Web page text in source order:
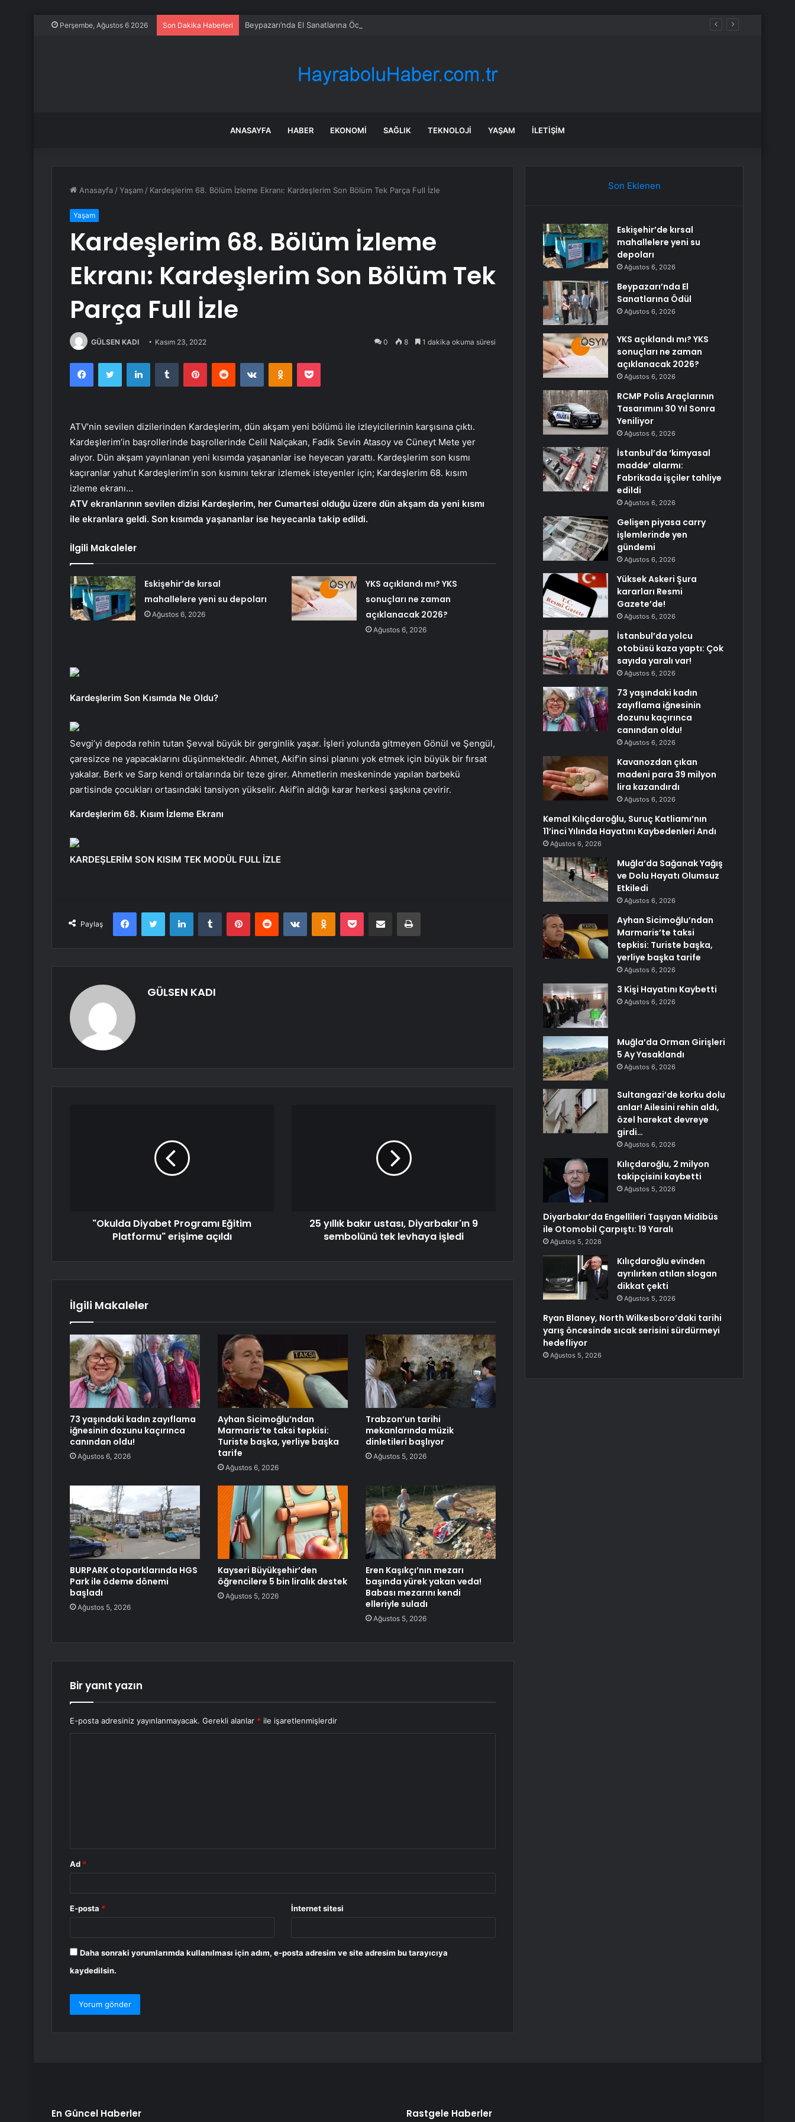
Perşembe, Ağustos 6 2026 Son Dakika Haberleri Beypazarı’nda El Sanatlarına Ödül
ANASAYFA HABER EKONOMI SAĞLIK TEKNOLOJI YAŞAM İLETIŞIM
Anasayfa /Yaşam / Kardeşlerim 68. Bölüm İzleme Ekranı: Kardeşlerim Son Bölüm Tek Parça Full İzle
Yaşam
Kardeşlerim 68. Bölüm İzleme
Ekranı: Kardeşlerim Son Bölüm Tek
Parça Full İzle
GÜLSEN KADI Kasım 23, 2022 0 8 1 dakika okuma süresi
FacebookTwitter LinkedInTumblr PinterestReddit VKontakteOdnoklassniki
Pocket
ATV’nin sevilen dizilerinden Kardeşlerim, dün akşam yeni bölümü ile izleyicilerinin karşısına çıktı.
Kardeşlerim’in başrollerinde başrollerinde Celil Nalçakan, Fadik Sevin Atasoy ve Cüneyt Mete yer
alıyor. Dün akşam yayınlanan yeni kısımda yaşananlar ise heyecan yarattı. Kardeşlerim son kısmı
kaçıranlar yahut Kardeşlerim’in son kısmını tekrar izlemek isteyenler için; Kardeşlerim 68. kısım
izleme ekranı…
ATV ekranlarının sevilen dizisi Kardeşlerim, her Cumartesi olduğu üzere dün akşam da yeni kısmı
ile ekranlara geldi. Son kısımda yaşananlar ise heyecanla takip edildi.
İlgili Makaleler
Eskişehir’de kırsal
mahallelere yeni su depoları
Ağustos 6, 2026
YKS açıklandı mı? YKS
sonuçları ne zaman
açıklanacak 2026?
Ağustos 6, 2026
Kardeşlerim Son Kısımda Ne Oldu?
Sevgi’yi depoda rehin tutan Şevval büyük bir gerginlik yaşar. İşleri yolunda gitmeyen Gönül ve Şengül,
çaresizce ne yapacaklarını düşünmektedir. Ahmet, Akif’in sinsi planını yok etmek için büyük bir fırsat
yakalar. Berk ve Sarp kendi ortalarında bir teze girer. Ahmetlerin meskeninde yapılan barbekü
partisinde çocukları ortasındaki tansiyon yükselir. Akif’in aldığı karar herkesi şaşkına çevirir.
Kardeşlerim 68. Kısım İzleme Ekranı
KARDEŞLERİM SON KISIM TEK MODÜL FULL İZLE
Paylaş
FacebookTwitter LinkedInTumblr PinterestReddit VKontakteOdnoklassniki
Pocket E-Posta ile paylaş Yazdır
GÜLSEN KADI
"Okulda Diyabet Programı Eğitim
Platformu" erişime açıldı
25 yıllık bakır ustası, Diyarbakır'ın 9
sembolünü tek levhaya işledi
İlgili Makaleler
73 yaşındaki kadın zayıflama
iğnesinin dozunu kaçırınca
canından oldu!
Ağustos 6, 2026
Ayhan Sicimoğlu’ndan
Marmaris’te taksi tepkisi:
Turiste başka, yerliye başka
tarife
Ağustos 6, 2026
Trabzon’un tarihi
mekanlarında müzik
dinletileri başlıyor
Ağustos 5, 2026
BURPARK otoparklarında HGS
Park ile ödeme dönemi
başladı
Ağustos 5, 2026
Kayseri Büyükşehir’den
öğrencilere 5 bin liralık destek
Ağustos 5, 2026
Eren Kaşıkçı’nın mezarı
başında yürek yakan veda!
Babası mezarını kendi
elleriyle suladı
Ağustos 5, 2026
Bir yanıt yazın
E-posta adresiniz yayınlanmayacak. Gerekli alanlar * ile işaretlenmişlerdir
Ad *
E-posta * İnternet sitesi
Daha sonraki yorumlarımda kullanılması için adım, e-posta adresim ve site adresim bu tarayıcıya
kaydedilsin.
Son Eklenen
Eskişehir’de kırsal
mahallelere yeni su
depoları
Ağustos 6, 2026
Beypazarı’nda El
Sanatlarına Ödül
Ağustos 6, 2026
YKS açıklandı mı? YKS
sonuçları ne zaman
açıklanacak 2026?
Ağustos 6, 2026
RCMP Polis Araçlarının
Tasarımını 30 Yıl Sonra
Yeniliyor
Ağustos 6, 2026
İstanbul’da ‘kimyasal
madde’ alarmı:
Fabrikada işçiler tahliye
edildi
Ağustos 6, 2026
Gelişen piyasa carry
işlemlerinde yen
gündemi
Ağustos 6, 2026
Yüksek Askeri Şura
kararları Resmi
Gazete’de!
Ağustos 6, 2026
İstanbul’da yolcu
otobüsü kaza yaptı: Çok
sayıda yaralı var!
Ağustos 6, 2026
73 yaşındaki kadın
zayıflama iğnesinin
dozunu kaçırınca
canından oldu!
Ağustos 6, 2026
Kavanozdan çıkan
madeni para 39 milyon
lira kazandırdı
Ağustos 6, 2026
Kemal Kılıçdaroğlu, Suruç Katliamı’nın
11’inci Yılında Hayatını Kaybedenleri Andı
Ağustos 6, 2026
Muğla’da Sağanak Yağış
ve Dolu Hayatı Olumsuz
Etkiledi
Ağustos 6, 2026
Ayhan Sicimoğlu’ndan
Marmaris’te taksi
tepkisi: Turiste başka,
yerliye başka tarife
Ağustos 6, 2026
3 Kişi Hayatını Kaybetti
Ağustos 6, 2026
Muğla’da Orman Girişleri
5 Ay Yasaklandı
Ağustos 6, 2026
Sultangazi’de korku dolu
anlar! Ailesini rehin aldı,
özel harekat devreye
girdi…
Ağustos 6, 2026
Kılıçdaroğlu, 2 milyon
takipçisini kaybetti
Ağustos 5, 2026
Diyarbakır’da Engellileri Taşıyan Midibüs
ile Otomobil Çarpıştı: 19 Yaralı
Ağustos 5, 2026
Kılıçdaroğlu evinden
ayrılırken atılan slogan
dikkat çekti
Ağustos 5, 2026
Ryan Blaney, North Wilkesboro’daki tarihi
yarış öncesinde sıcak serisini sürdürmeyi
hedefliyor
Ağustos 5, 2026
En Güncel Haberler Rastgele Haberler